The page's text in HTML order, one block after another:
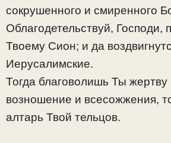
сокрушенного и смиренного
Облагодетельствуй, Господи,
Твоему Сион; и да
Иерусалимские.
Тогда благоволишь Ты
возношение и всесожжения,
алтарь Твой тельцов.